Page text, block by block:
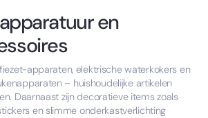
en
apparaten, elektrische waterkokers en
– huishoudelijke artikelen
Daarnaast zijn decoratieve items zoals
en slimme onderkastverlichting